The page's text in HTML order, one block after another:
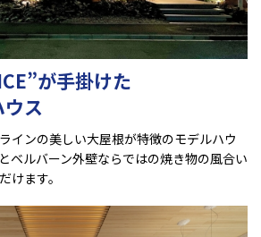
が手掛けた
ス
インの美しい大屋根が特徴のモデルハウ
ベルバーン外壁ならではの焼き物の風合い
けます。